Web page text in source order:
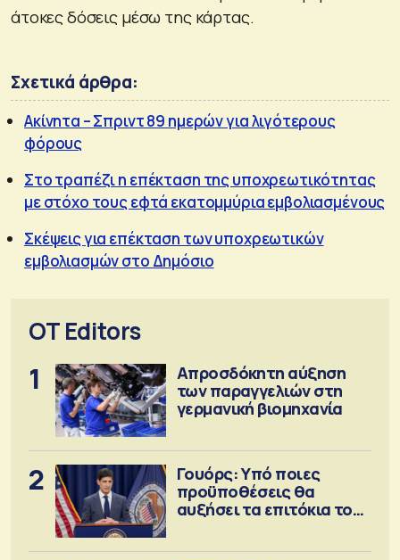
άτοκες δόσεις μέσω της κάρτας.
Σχετικά άρθρα:
Ακίνητα – Σπριντ 89 ημερών για λιγότερους
φόρους
Στο τραπέζι η επέκταση της υποχρεωτικότητας
με στόχο τους εφτά εκατομμύρια εμβολιασμένους
Σκέψεις για επέκταση των υποχρεωτικών
εμβολιασμών στο Δημόσιο
OT Editors
1
Απροσδόκητη αύξηση
των παραγγελιών στη
γερμανική βιομηχανία
2
Γουόρς: Υπό ποιες
προϋποθέσεις θα
αυξήσει τα επιτόκια τον